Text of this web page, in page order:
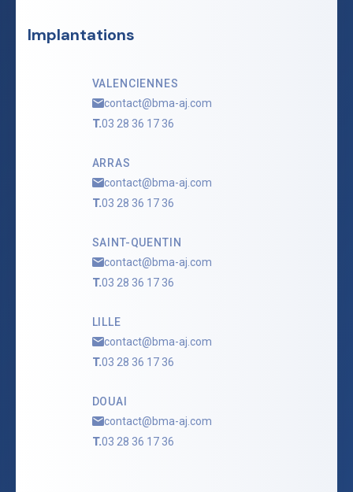
Implantations
VALENCIENNES
contact@bma-aj.com
T.03 28 36 17 36
ARRAS
contact@bma-aj.com
T.03 28 36 17 36
SAINT-QUENTIN
contact@bma-aj.com
T.03 28 36 17 36
LILLE
contact@bma-aj.com
T.03 28 36 17 36
DOUAI
contact@bma-aj.com
T.03 28 36 17 36